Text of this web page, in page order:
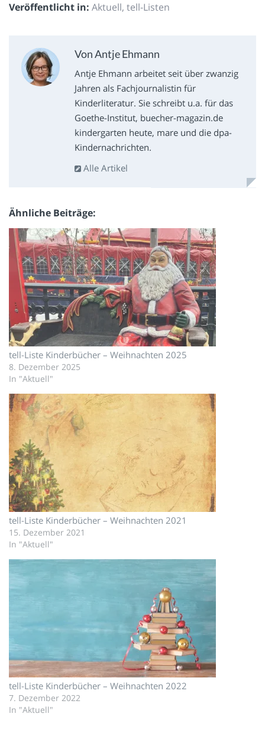
Veröffentlicht in: Aktuell, tell-Listen
Von Antje Ehmann
Antje Ehmann arbeitet seit über zwanzig
Jahren als Fachjournalistin für
Kinderliteratur. Sie schreibt u.a. für das
Goethe-Institut, buecher-magazin.de
kindergarten heute, mare und die dpa-
Kindernachrichten.
Alle Artikel
Ähnliche Beiträge
tell-Liste Kinderbücher – Weihnachten 2025
8. Dezember 2025
In "Aktuell"
tell-Liste Kinderbücher – Weihnachten 2021
15. Dezember 2021
In "Aktuell"
tell-Liste Kinderbücher – Weihnachten 2022
7. Dezember 2022
In "Aktuell"